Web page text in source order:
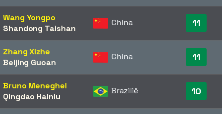
Wang Yongpo
Shandong Taishan
China 11
Zhang Xizhe
Beijing Guoan
China 11
Bruno Meneghel
Qingdao Hainiu
Brazilië 10